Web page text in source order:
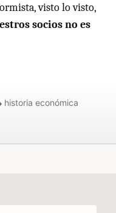
visto lo visto,
socios no es
historia económica